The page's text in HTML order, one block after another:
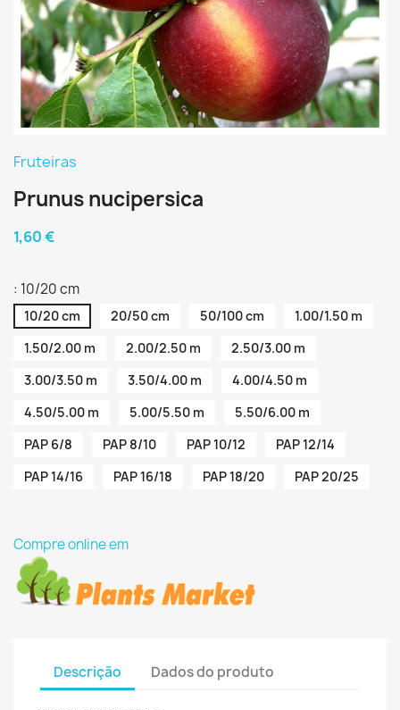
Fruteiras
Prunus nucipersica
1,60 €
: 10/20 cm
10/20 cm 20/50 cm 50/100 cm
1.00/1.50 m
1.50/2.00 m
2.00/2.50 m
2.50/3.00 m
3.00/3.50 m
3.50/4.00 m
4.00/4.50 m
4.50/5.00 m
5.00/5.50 m
5.50/6.00 m
PAP 6/8
PAP 8/10 PAP 10/12
PAP 12/14
PAP 14/16
PAP 16/18 PAP 18/20 PAP 20/25
Compre online em
Descrição Dados do produto